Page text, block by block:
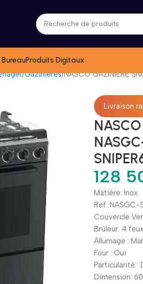
Produits Digitaux
Gazinières NASCO GAZINIERE
Livraison
128
Matière: Inox
Ref: NASGC-
Couvercle
Brûleur: 4 feux
Allumage :
Four : Oui
Particularité :
Dimension: